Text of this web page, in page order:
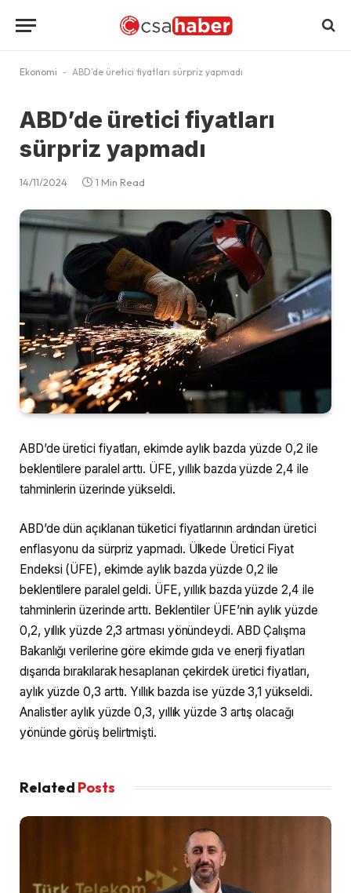
Ekonomi - ABD’de üretici fiyatları sürpriz yapmadı
ABD’de üretici fiyatları
sürpriz yapmadı
14/11/2024 1 Min Read
ABD’de üretici fiyatları, ekimde aylık bazda yüzde 0,2 ile
beklentilere paralel arttı. ÜFE, yıllık bazda yüzde 2,4 ile
tahminlerin üzerinde yükseldi.
ABD’de dün açıklanan tüketici fiyatlarının ardından üretici
enflasyonu da sürpriz yapmadı. Ülkede Üretici Fiyat
Endeksi (ÜFE), ekimde aylık bazda yüzde 0,2 ile
beklentilere paralel geldi. ÜFE, yıllık bazda yüzde 2,4 ile
tahminlerin üzerinde arttı. Beklentiler ÜFE’nin aylık yüzde
0,2, yıllık yüzde 2,3 artması yönündeydi. ABD Çalışma
Bakanlığı verilerine göre ekimde gıda ve enerji fiyatları
dışarıda bırakılarak hesaplanan çekirdek üretici fiyatları,
aylık yüzde 0,3 arttı. Yıllık bazda ise yüzde 3,1 yükseldi.
Analistler aylık yüzde 0,3, yıllık yüzde 3 artış olacağı
yönünde görüş belirtmişti.
Related Posts